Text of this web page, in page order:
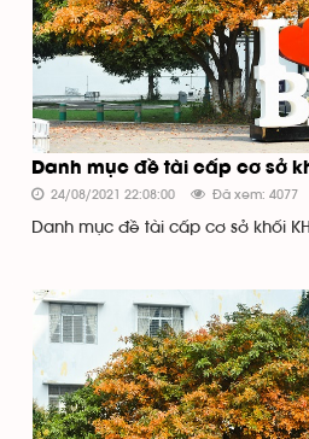
Danh mục đề tài cấp cơ sở
24/08/2021 22:08:00 Đã xem: 4077
Danh mục đề tài cấp cơ sở khối